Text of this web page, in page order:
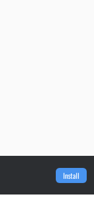
Install